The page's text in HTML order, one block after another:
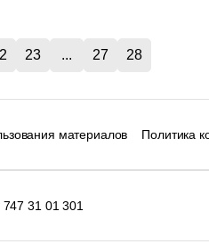
23 ... 27 28
материалов Политика
747 31 01 301